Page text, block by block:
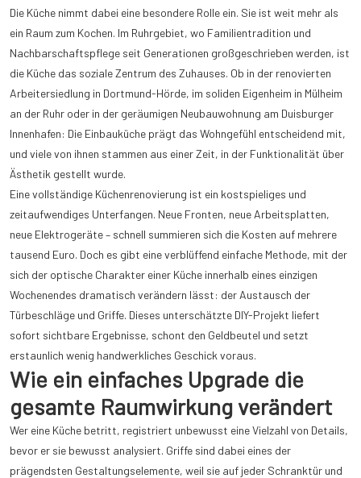
Die Küche nimmt dabei eine besondere Rolle ein. Sie ist weit mehr als
ein Raum zum Kochen. Im Ruhrgebiet, wo Familientradition und
Nachbarschaftspflege seit Generationen großgeschrieben werden, ist
die Küche das soziale Zentrum des Zuhauses. Ob in der renovierten
Arbeitersiedlung in Dortmund-Hörde, im soliden Eigenheim in Mülheim
an der Ruhr oder in der geräumigen Neubauwohnung am Duisburger
Innenhafen: Die Einbauküche prägt das Wohngefühl entscheidend mit,
und viele von ihnen stammen aus einer Zeit, in der Funktionalität über
Ästhetik gestellt wurde.
Eine vollständige Küchenrenovierung ist ein kostspieliges und
zeitaufwendiges Unterfangen. Neue Fronten, neue Arbeitsplatten,
neue Elektrogeräte – schnell summieren sich die Kosten auf mehrere
tausend Euro. Doch es gibt eine verblüffend einfache Methode, mit der
sich der optische Charakter einer Küche innerhalb eines einzigen
Wochenendes dramatisch verändern lässt: der Austausch der
Türbeschläge und Griffe. Dieses unterschätzte DIY-Projekt liefert
sofort sichtbare Ergebnisse, schont den Geldbeutel und setzt
erstaunlich wenig handwerkliches Geschick voraus.
Wie ein einfaches Upgrade die
gesamte Raumwirkung verändert
Wer eine Küche betritt, registriert unbewusst eine Vielzahl von Details,
bevor er sie bewusst analysiert. Griffe sind dabei eines der
prägendsten Gestaltungselemente, weil sie auf jeder Schranktür und